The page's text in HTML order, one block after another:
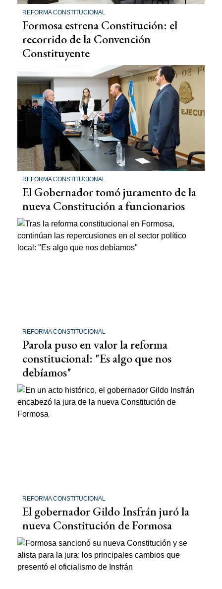
REFORMA CONSTITUCIONAL
Formosa estrena Constitución: el
recorrido de la Convención
Constituyente
REFORMA CONSTITUCIONAL
El Gobernador tomó juramento de la
nueva Constitución a funcionarios
REFORMA CONSTITUCIONAL
Parola puso en valor la reforma
constitucional: "Es algo que nos
debíamos"
REFORMA CONSTITUCIONAL
El gobernador Gildo Insfrán juró la
nueva Constitución de Formosa